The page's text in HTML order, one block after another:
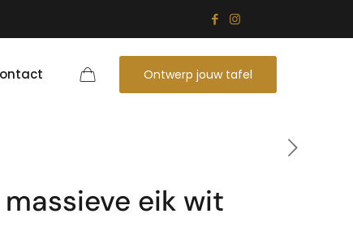
Ontwerp jouw tafel
eik wit